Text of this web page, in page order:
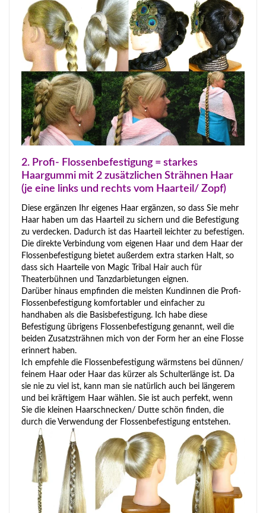
2. Profi- Flossenbefestigung = starkes
Haargummi mit 2 zusätzlichen Strähnen Haar
(je eine links und rechts vom Haarteil/ Zopf)
Diese ergänzen Ihr eigenes Haar ergänzen, so dass Sie mehr
Haar haben um das Haarteil zu sichern und die Befestigung
zu verdecken. Dadurch ist das Haarteil leichter zu befestigen.
Die direkte Verbindung vom eigenen Haar und dem Haar der
Flossenbefestigung bietet außerdem extra starken Halt, so
dass sich Haarteile von Magic Tribal Hair auch für
Theaterbühnen und Tanzdarbietungen eignen.
Darüber hinaus empfinden die meisten Kundinnen die Profi-
Flossenbefestigung komfortabler und einfacher zu
handhaben als die Basisbefestigung. Ich habe diese
Befestigung übrigens Flossenbefestigung genannt, weil die
beiden Zusatzsträhnen mich von der Form her an eine Flosse
erinnert haben.
Ich empfehle die Flossenbefestigung wärmstens bei dünnen/
feinem Haar oder Haar das kürzer als Schulterlänge ist. Da
sie nie zu viel ist, kann man sie natürlich auch bei längerem
und bei kräftigem Haar wählen. Sie ist auch perfekt, wenn
Sie die kleinen Haarschnecken/ Dutte schön finden, die
durch die Verwendung der Flossenbefestigung entstehen.